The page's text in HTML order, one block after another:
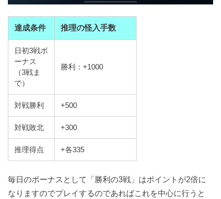
達成条件 推理の怪入手数
日初3戦ボ
ーナス
（3戦ま
で）
勝利：+1000
対戦勝利 +500
対戦敗北 +300
推理得点 +各335
毎日のボーナスとして「勝利の3戦」はポイントが2倍に
なりますのでプレイするのであればこれを中心に行うと